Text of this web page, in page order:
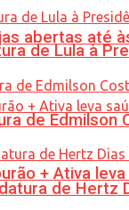
abertas até
+ Ativa
de Lula à
de Edmilson
de Hertz